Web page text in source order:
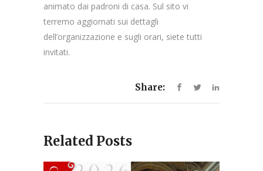
animato dai padroni di casa. Sul sito vi
terremo aggiornati sui dettagli
dell’organizzazione e sugli orari, siete tutti
invitati.
Share:
Related Posts